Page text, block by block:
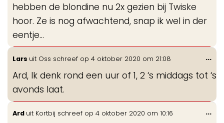
hebben de blondine nu 2x gezien bij Twiske
hoor. Ze is nog afwachtend, snap ik wel in der
eentje...
Lars uit Oss schreef op 4 oktober 2020 om 21:08
Ard, Ik denk rond een uur of 1, 2 ‘s middags tot ‘s
avonds laat.
...
Ard uit Kortbij schreef op 4 oktober 2020 om 10:16 ...